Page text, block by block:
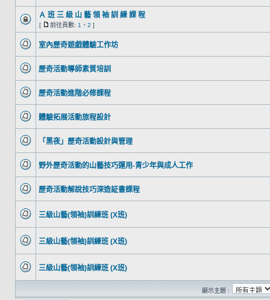
Ａ 班 三 級 山 藝 領 袖 訓 練 課 程
[ 前往頁數: 1 ， 2 ]
室內歷奇遊戲體驗工作坊
歷奇活動導師素質培訓
歷奇活動進階必修課程
體驗拓展活動旅程設計
「黑夜」歷奇活動設計與管理
野外歷奇活動的山藝技巧運用-青少年與成人工作
歷奇活動解說技巧深造証書課程
三級山藝(領袖)訓練班 (X班)
三級山藝(領袖)訓練班 (X班)
三級山藝(領袖)訓練班 (X班)
顯示主題 :